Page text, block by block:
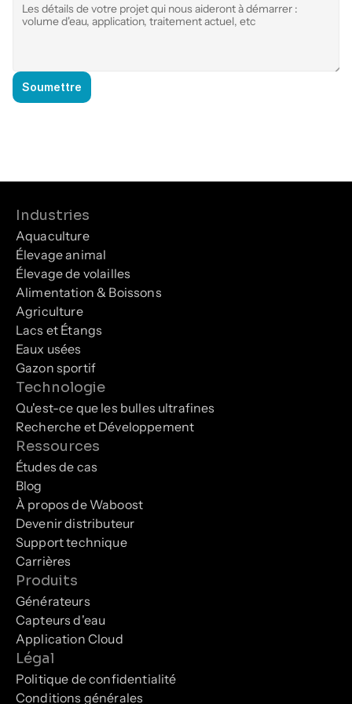
Soumettre
Industries
Aquaculture
Élevage animal
Élevage de volailles
Alimentation & Boissons
Agriculture
Lacs et Étangs
Eaux usées
Gazon sportif
Technologie
Qu'est-ce que les bulles ultrafines
Recherche et Développement
Ressources
Études de cas
Blog
À propos de Waboost
Devenir distributeur
Support technique
Carrières
Produits
Générateurs
Capteurs d'eau
Application Cloud
Légal
Politique de confidentialité
Conditions générales